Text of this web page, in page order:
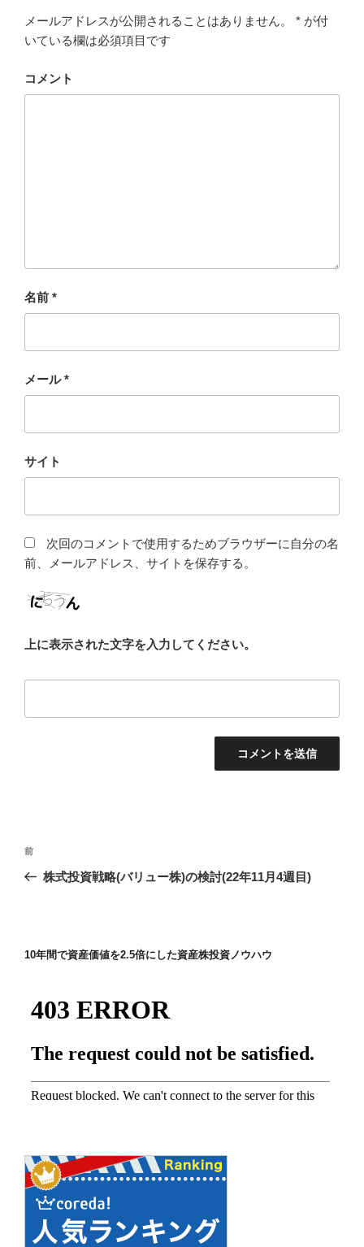
メールアドレスが公開されることはありません。 * が付
いている欄は必須項目です
コメント
名前 *
メール*
サイト
次回のコメントで使用するためブラウザーに自分の名
前、メールアドレス、サイトを保存する。
上に表示された文字を入力してください。
投
ナ
ー
ョ
ン
前
の
前
株式投資戦略(バリュー株)の検討(22年11月4週目)
10年間で資産価値を2.5倍にした資産株投資ノウハウ